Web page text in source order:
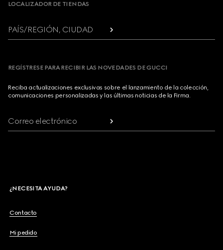
LOCALIZADOR DE TIENDAS
PAÍS/REGIÓN, CIUDAD
REGÍSTRESE PARA RECIBIR LAS NOVEDADES DE GUCCI
Reciba actualizaciones exclusivas sobre el lanzamiento de la colección,
comunicaciones personalizadas y las últimas noticias de la Firma.
Correo electrónico
¿NECESITA AYUDA?
Contacto
Mi pedido